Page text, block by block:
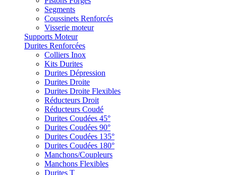
Segments
Coussinets Renforcés
Visserie moteur
Supports Moteur
Durites Renforcées
Colliers Inox
Kits Durites
Durites Dépression
Durites Droite
Durites Droite Flexibles
Réducteurs Droit
Réducteurs Coudé
Durites Coudées 45°
Durites Coudées 90°
Durites Coudées 135°
Durites Coudées 180°
Manchons/Coupleurs
Manchons Flexibles
Durites T